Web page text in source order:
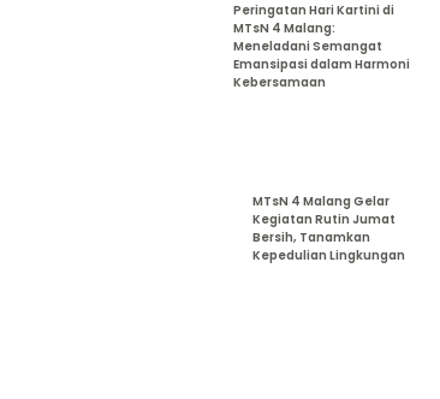
Peringatan Hari Kartini di
MTsN 4 Malang:
Meneladani Semangat
Emansipasi dalam Harmoni
Kebersamaan
MTsN 4 Malang Gelar
Kegiatan Rutin Jumat
Bersih, Tanamkan
Kepedulian Lingkungan